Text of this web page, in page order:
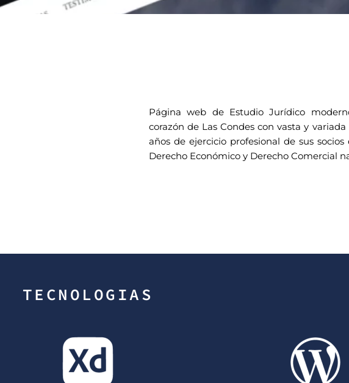
Página web de Estudio Jurídico
corazón de Las Condes con vasta y
años de ejercicio profesional de sus
Derecho Económico y Derecho Comercial
TECNOLOGIAS